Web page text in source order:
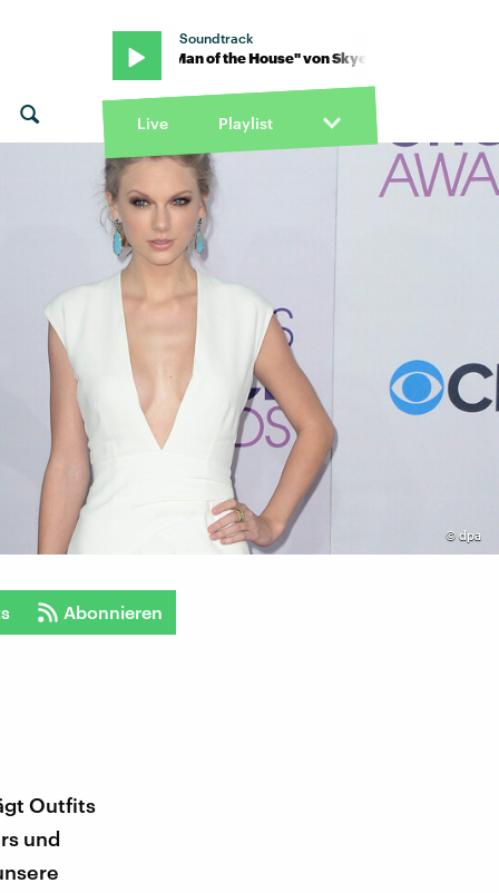
Soundtrack
· "Man of the House" von Skye Newman · "Man of the House"
Live Playlist
© dpa
Abonnieren
Outfits
und